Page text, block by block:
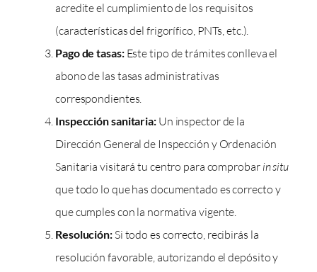
acredite el cumplimiento de los requisitos
(características del frigorífico, PNTs, etc.).
Pago de tasas:Este tipo de trámites conlleva el
abono de las tasas administrativas
correspondientes.
Inspección sanitaria:Un inspector de la
Dirección General de Inspección y Ordenación
Sanitaria visitará tu centro para comprobar in situ
que todo lo que has documentado es correcto y
que cumples con la normativa vigente.
Resolución:Si todo es correcto, recibirás la
resolución favorable, autorizando el depósito y